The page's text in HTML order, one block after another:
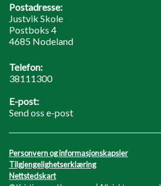
Postadresse:
Justvik Skole
Postboks 4
4685 Nodeland
Telefon:
38111300
E-post:
Send oss e-post
Personvern og informasjonskapsler
Tilgjengelighetserklæring
Nettstedskart